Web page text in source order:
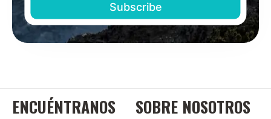
ENCUÉNTRANOS SOBRE NOSOTROS